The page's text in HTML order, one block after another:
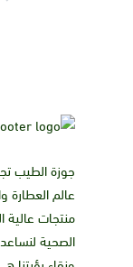
عالم العطارة
منتجات عالية
الصحية